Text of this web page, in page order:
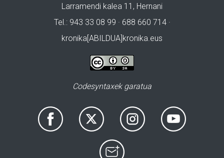
Larramendi kalea 11, Hernani
Tel.: 943 33 08 99 · 688 660 714 ·
kronika[ABILDUA]kronika.eus
Codesyntaxek garatua